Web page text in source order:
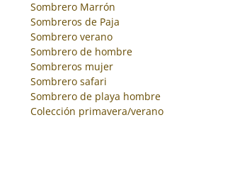
Sombrero Marrón
Sombreros de Paja
Sombrero verano
Sombrero de hombre
Sombreros mujer
Sombrero safari
Sombrero de playa hombre
Colección primavera/verano